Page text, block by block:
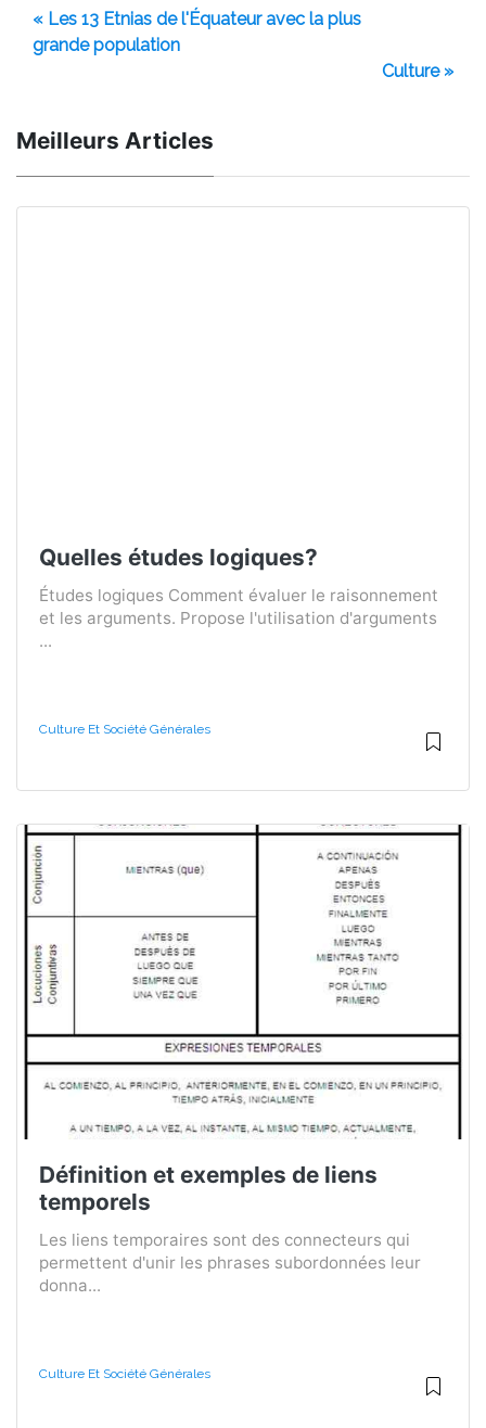
« Les 13 Etnias de l'Équateur avec la plus
grande population
Culture »
Meilleurs Articles
Quelles études logiques?
Études logiques Comment évaluer le raisonnement
et les arguments. Propose l'utilisation d'arguments
...
Culture Et Société Générales
Définition et exemples de liens
temporels
Les liens temporaires sont des connecteurs qui
permettent d'unir les phrases subordonnées leur
donna...
Culture Et Société Générales